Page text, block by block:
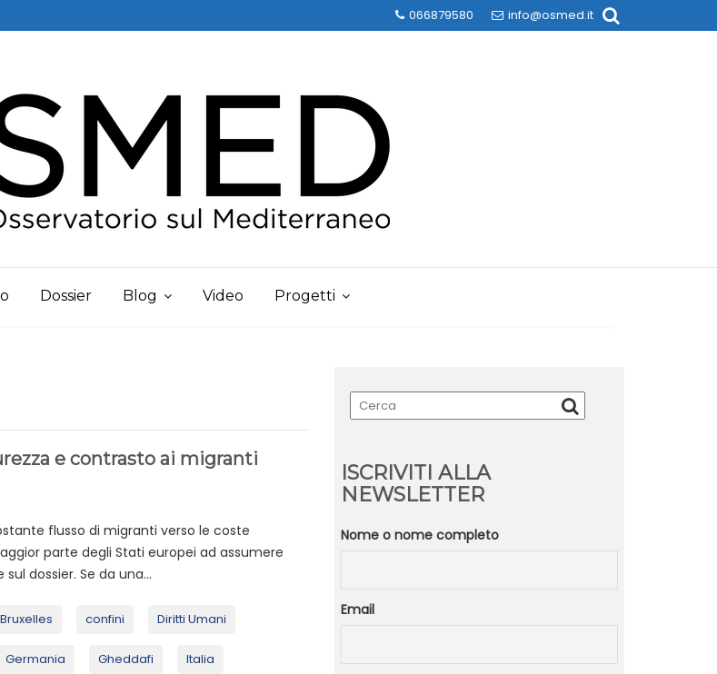
066879580 info@osmed.it
Dossier Blog Video Progetti
e contrasto ai migranti
flusso di migranti verso le coste
parte degli Stati europei ad assumere
dossier. Se da una...
Bruxelles confini Diritti Umani
Germania Gheddafi Italia
ISCRIVITI ALLA
NEWSLETTER
Nome o nome completo
Email